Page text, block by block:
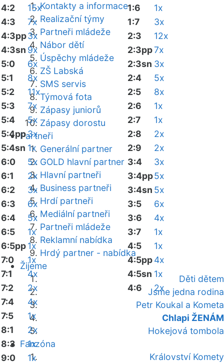
Kontakty a informace
Realizační týmy
Partneři mládeže
Nábor dětí
Úspěchy mládeže
ZŠ Labská
SMS servis
Týmová fota
Zápasy juniorů
Zápasy dorostu
Partneři
Generální partner
GOLD hlavní partner
Hlavní partneři
Business partneři
Hrdí partneři
Mediální partneři
Partneři mládeže
Reklamní nabídka
Hrdý partner - nabídka
Žijeme
Děti dětem
Jsme jedna rodina
Petr Koukal a Kometa
Chlapi ŽENÁM
Hokejová tombola
Fanzóna
Království Komety
4:2
15x
4:3
7x
4:3pp3x
4:3sn 9x
5:0
6x
5:1
8x
5:2
11x
5:3
7x
5:4
5x
5:4pp3x
5:4sn 1x
6:0
5x
6:1
2x
6:2
3x
6:3
6x
6:4
5x
6:5
1x
6:5pp1x
7:0
1x
7:1
4x
7:2
2x
7:4
4x
7:5
1x
8:1
2x
8:3
1x
9:0
1x
1:6
1x
1:7
3x
2:3
12x
2:3pp7x
2:3sn 3x
2:4
5x
2:5
8x
2:6
1x
2:7
1x
2:8
2x
2:9
2x
3:4
3x
3:4pp5x
3:4sn 5x
3:5
6x
3:6
4x
3:7
1x
4:5
1x
4:5pp4x
4:5sn 1x
4:6
2x